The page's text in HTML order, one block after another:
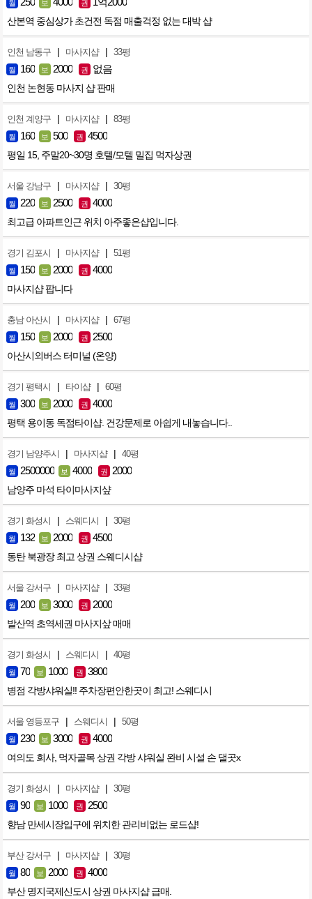
월 보 권
산본역 중심상가 초건전 독점 매출걱정 없는 대박 샵
인천 남동구 | 마사지샵 | 33평
월 160 보 2000 권 없음
인천 논현동 마사지 샵 판매
인천 계양구 | 마사지샵 | 83평
월 160 보 500 권 4500
평일 15, 주말20~30명 호텔/모텔 밀집 먹자상권
서울 강남구 | 마사지샵 | 30평
월 220 보 2500 권 4000
최고급 아파트인근 위치 아주좋은샵입니다.
경기 김포시 | 마사지샵 | 51평
월 150 보 2000 권 4000
마사지샵 팝니다
충남 아산시 | 마사지샵 | 67평
월 150 보 2000 권 2500
아산시외버스 터미널 (온양)
경기 평택시 | 타이샵 | 60평
월 300 보 2000 권 4000
평택 용이동 독점타이샵. 건강문제로 아쉽게 내놓습니다..
경기 남양주시 | 마사지샵 | 40평
월 2500000 보 4000 권 2000
남양주 마석 타이마사지샾
경기 화성시 | 스웨디시 | 30평
월 132 보 2000 권 4500
동탄 북광장 최고 상권 스웨디시샵
서울 강서구 | 마사지샵 | 33평
월 200 보 3000 권 2000
발산역 초역세권 마사지샆 매매
경기 화성시 | 스웨디시 | 40평
월 70 보 1000 권 3800
병점 각방샤워실!! 주차장편안한곳이 최고! 스웨디시
서울 영등포구 | 스웨디시 | 50평
월 230 보 3000 권 4000
여의도 회사, 먹자골목 상권 각방 샤워실 완비 시설 손 댈곳x
경기 화성시 | 마사지샵 | 30평
월 90 보 1000 권 2500
향남 만세시장입구에 위치한 관리비없는 로드샵!
부산 강서구 | 마사지샵 | 30평
월 80 보 2000 권 4000
부산 명지국제신도시 상권 마사지샵 급매.